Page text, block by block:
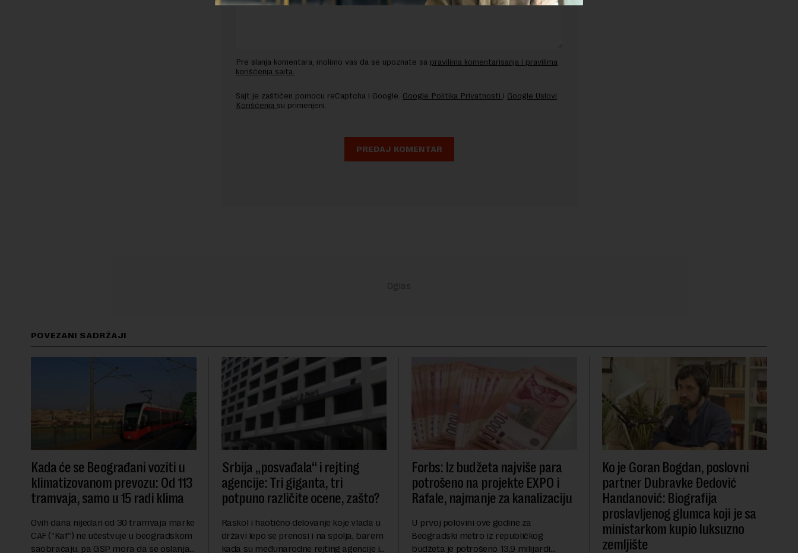
Pre slanja komentara, molimo vas da se upoznate sa pravilima komentarisanja i pravilima
korišćenja sajta.
Sajt je zaštićen pomocu reCaptcha i Google. Google Politika Privatnosti i Google Uslovi
Korišćenja su primenjeni.
POVEZANI SADRŽAJI
Kada će se Beograđani voziti u
klimatizovanom prevozu: Od 113
tramvaja, samo u 15 radi klima
Ovih dana nijedan od 30 tramvaja marke
CAF ("Kaf") ne učestvuje u beogradskom
saobraćaju, pa GSP mora da se oslanja
Srbija „posvađala“ i rejting
agencije: Tri giganta, tri
potpuno različite ocene, zašto?
Raskol i haotično delovanje koje vlada u
državi lepo se prenosi i na spolja, barem
kada su međunarodne rejting agencije i
Forbs: Iz budžeta najviše para
potrošeno na projekte EXPO i
Rafale, najmanje za kanalizaciju
U prvoj polovini ove godine za
Beogradski metro iz republičkog
budžeta je potrošeno 13,9 milijardi
Ko je Goran Bogdan, poslovni
partner Dubravke Đedović
Handanović: Biografija
proslavljenog glumca koji je sa
ministarkom kupio luksuzno
zemljište